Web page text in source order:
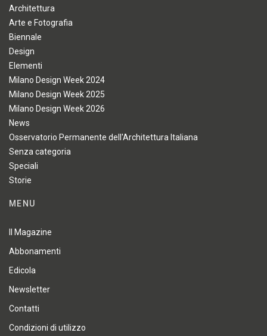
Architettura
Arte e Fotografia
Biennale
Design
Elementi
Milano Design Week 2024
Milano Design Week 2025
Milano Design Week 2026
News
Osservatorio Permanente dell'Architettura Italiana
Senza categoria
Speciali
Storie
MENU
Il Magazine
Abbonamenti
Edicola
Newsletter
Contatti
Condizioni di utilizzo